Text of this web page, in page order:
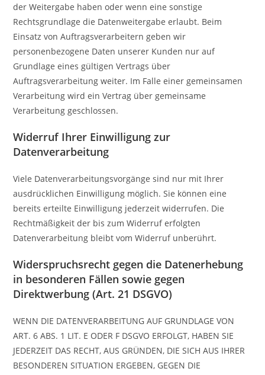
der Weitergabe haben oder wenn eine sonstige
Rechtsgrundlage die Datenweitergabe erlaubt. Beim
Einsatz von Auftragsverarbeitern geben wir
personenbezogene Daten unserer Kunden nur auf
Grundlage eines gültigen Vertrags über
Auftragsverarbeitung weiter. Im Falle einer gemeinsamen
Verarbeitung wird ein Vertrag über gemeinsame
Verarbeitung geschlossen.
Widerruf Ihrer Einwilligung zur
Datenverarbeitung
Viele Datenverarbeitungsvorgänge sind nur mit Ihrer
ausdrücklichen Einwilligung möglich. Sie können eine
bereits erteilte Einwilligung jederzeit widerrufen. Die
Rechtmäßigkeit der bis zum Widerruf erfolgten
Datenverarbeitung bleibt vom Widerruf unberührt.
Widerspruchsrecht gegen die Datenerhebung
in besonderen Fällen sowie gegen
Direktwerbung (Art. 21 DSGVO)
WENN DIE DATENVERARBEITUNG AUF GRUNDLAGE VON
ART. 6 ABS. 1 LIT. E ODER F DSGVO ERFOLGT, HABEN SIE
JEDERZEIT DAS RECHT, AUS GRÜNDEN, DIE SICH AUS IHRER
BESONDEREN SITUATION ERGEBEN, GEGEN DIE